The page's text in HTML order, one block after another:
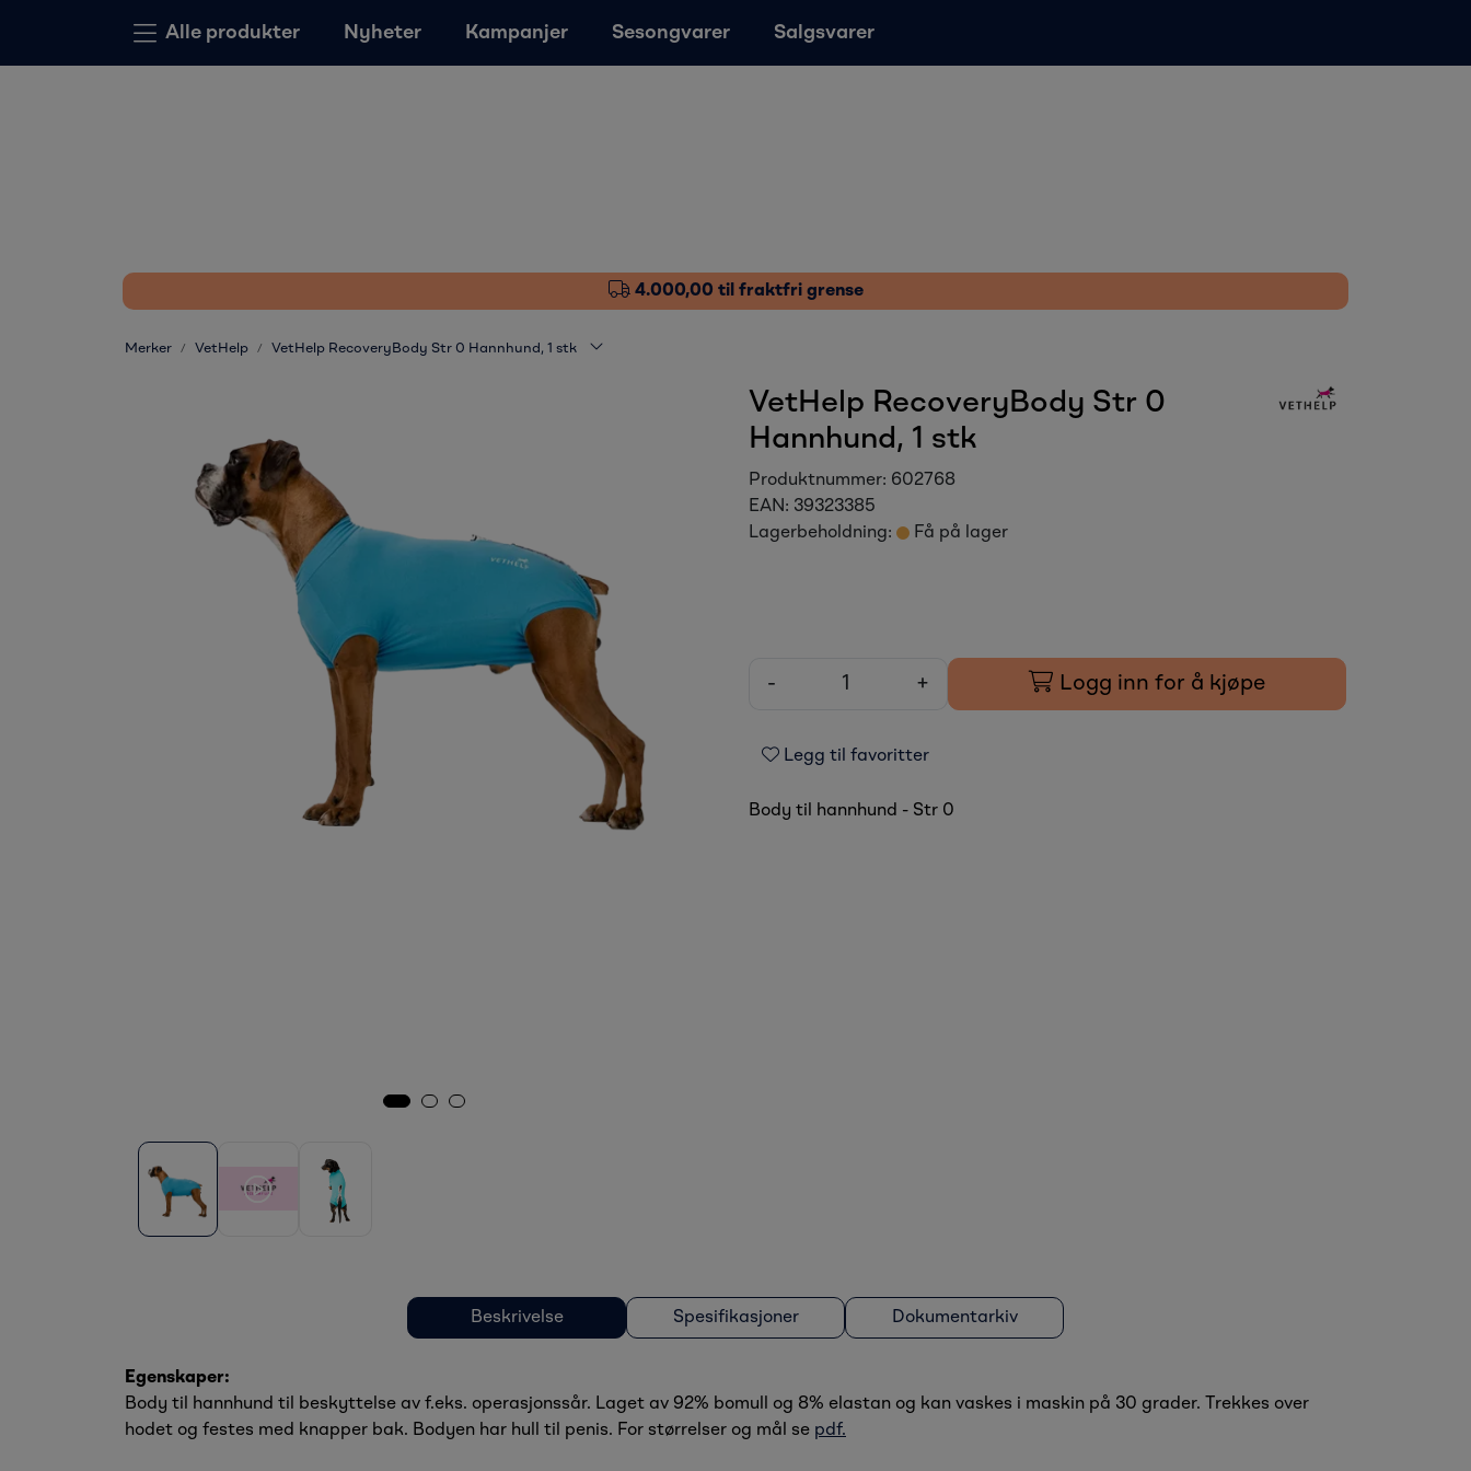
Alle produkter Nyheter Kampanjer Sesongvarer Salgsvarer
4.000,00 til fraktfri grense
Merker VetHelp VetHelp RecoveryBody Str 0 Hannhund, 1 stk
VetHelp RecoveryBody Str 0
Hannhund, 1 stk
Produktnummer: 602768
EAN: 39323385
Lagerbeholdning:
Få på lager
- + Logg inn for å kjøpe
Legg til favoritter
Body til hannhund - Str 0
Beskrivelse Spesifikasjoner Dokumentarkiv
Egenskaper:
Body til hannhund til beskyttelse av f.eks. operasjonssår. Laget av 92% bomull og 8% elastan og kan vaskes i maskin på 30 grader. Trekkes over
hodet og festes med knapper bak. Bodyen har hull til penis. For størrelser og mål se pdf.